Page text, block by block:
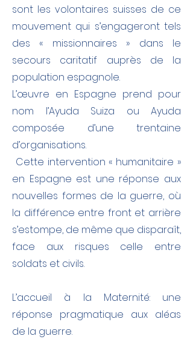
sont les volontaires suisses de ce
mouvement qui s’engageront tels
des « missionnaires » dans le
secours caritatif auprès de la
population espagnole.
L’œuvre en Espagne prend pour
nom l’Ayuda Suiza ou Ayuda
composée d’une trentaine
d’organisations.
Cette intervention « humanitaire »
en Espagne est une réponse aux
nouvelles formes de la guerre, où
la différence entre front et arrière
s’estompe, de même que disparaît,
face aux risques celle entre
soldats et civils.
L’accueil à la Maternité: une
réponse pragmatique aux aléas
de la guerre.